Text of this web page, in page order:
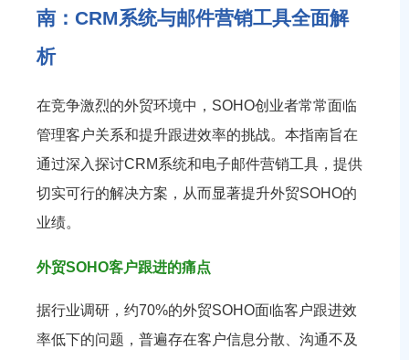
南：CRM系统与邮件营销工具全面解
析
在竞争激烈的外贸环境中，SOHO创业者常常面临
管理客户关系和提升跟进效率的挑战。本指南旨在
通过深入探讨CRM系统和电子邮件营销工具，提供
切实可行的解决方案，从而显著提升外贸SOHO的
业绩。
外贸SOHO客户跟进的痛点
据行业调研，约70%的外贸SOHO面临客户跟进效
率低下的问题，普遍存在客户信息分散、沟通不及